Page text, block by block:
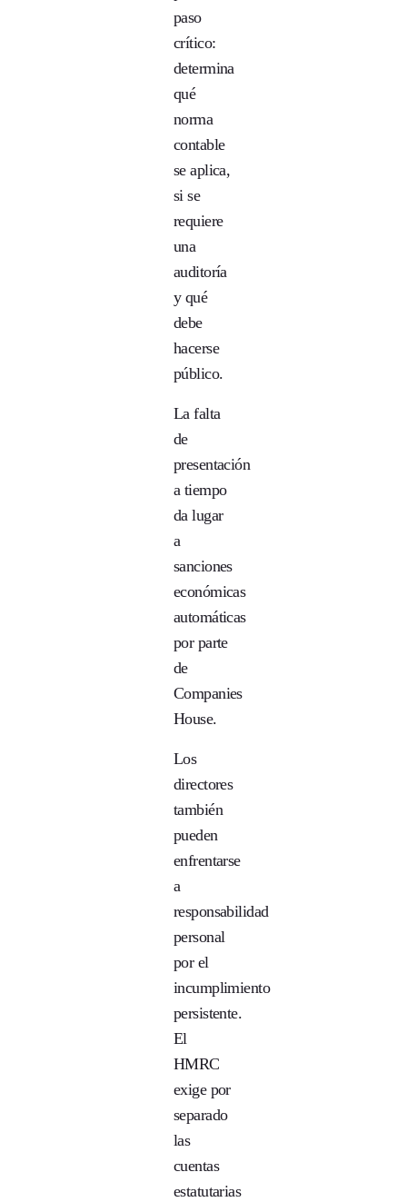
paso
crítico:
determina
qué
norma
contable
se aplica,
si se
requiere
una
auditoría
y qué
debe
hacerse
público.
La falta
de
presentación
a tiempo
da lugar
a
sanciones
económicas
automáticas
por parte
de
Companies
House.
Los
directores
también
pueden
enfrentarse
a
responsabilidad
personal
por el
incumplimiento
persistente.
El
HMRC
exige por
separado
las
cuentas
estatutarias